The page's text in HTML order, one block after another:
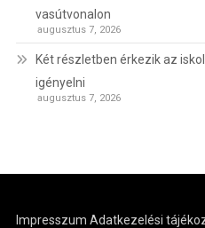
vasútvonalon
augusztus 7, 2026
Két részletben érkezik az
igényelni
augusztus 7, 2026
Impresszum Adatkezelési